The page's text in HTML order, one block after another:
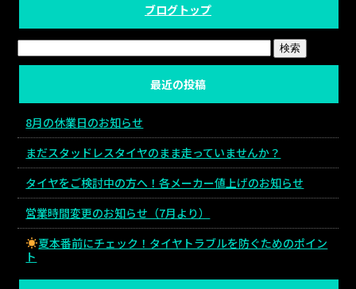
ブログトップ
最近の投稿
8月の休業日のお知らせ
まだスタッドレスタイヤのまま走っていませんか？
タイヤをご検討中の方へ！各メーカー値上げのお知らせ
営業時間変更のお知らせ（7月より）
夏本番前にチェック！タイヤトラブルを防ぐためのポイン
ト